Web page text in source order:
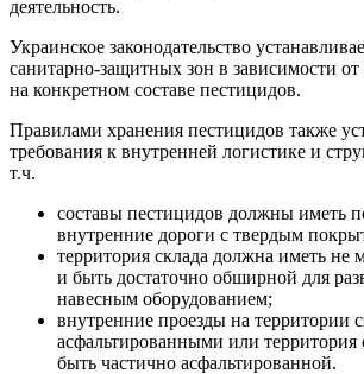
деятельность.
Украинское законодательство
санитарно-защитных зон в зависимости
на конкретном составе пестицидов.
Правилами хранения пестицидов также
требования к внутренней логистике и
т.ч.
составы пестицидов должны иметь
внутренние дороги с твердым
территория склада должна иметь не
и быть достаточно обширной для
навесным оборудованием;
внутренние проезды на территории
асфальтированными или территория
быть частично асфальтированной.